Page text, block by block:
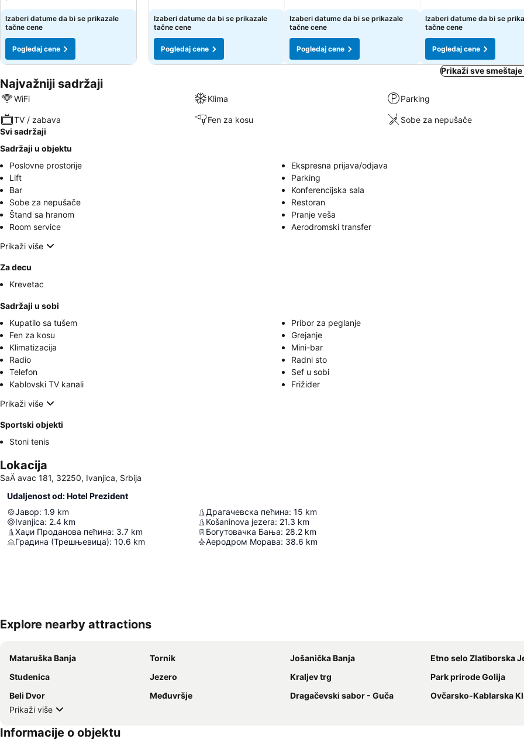
Izaberi datume da bi se prikazale
tačne cene
Pogledaj cene
Izaberi datume da bi se prikazale
tačne cene
Pogledaj cene
Izaberi datume da bi se prikazale
tačne cene
Pogledaj cene
Izaberi datume da bi se
tačne cene
Pogledaj cene
Prikaži sve
Najvažniji sadržaji
WiFi Klima Parking
TV / zabava Fen za kosu
Sobe za nepušače
Svi sadržaji
Sadržaji u objektu
Poslovne prostorije
Ekspresna prijava/odjava
Lift
Parking
Bar
Konferencijska sala
Sobe za nepušače
Restoran
Štand sa hranom
Pranje veša
Room service
Aerodromski transfer
Prikaži više
Za decu
Krevetac
Sadržaji u sobi
Kupatilo sa tušem
Pribor za peglanje
Fen za kosu
Grejanje
Klimatizacija
Mini-bar
Radio
Radni sto
Telefon
Sef u sobi
Kablovski TV kanali
Frižider
Prikaži više
Sportski objekti
Stoni tenis
Lokacija
SaÄ avac 181, 32250, Ivanjica, Srbija
Udaljenost od: Hotel Prezident
Јавор: 1.9 km
Ivanjica: 2.4 km
Хаџи Проданова пећина: 3.7 km
Градина (Трешњевица): 10.6 km
Драгачевска пећина: 15 km
Košaninova jezera: 21.3 km
Богутовачка Бања: 28.2 km
Аеродром Морава: 38.6 km
Explore nearby attractions
Mataruška Banja Tornik Jošanička Banja
Etno selo Zlatiborska
Studenica
Jezero Kraljev trg
Park prirode Golija
Beli Dvor
Međuvršje Dragačevski sabor - Guča
Ovčarsko-Kablarska
Prikaži više
Informacije o objektu